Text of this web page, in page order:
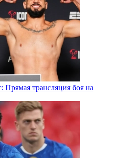
трансляция боя на